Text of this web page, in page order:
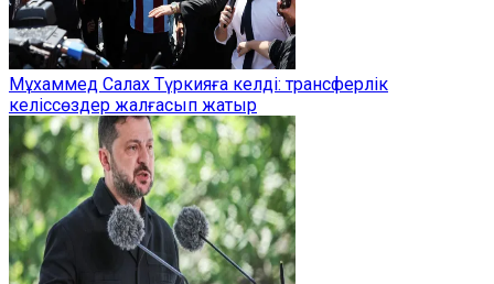
Мұхаммед Салах Түркияға келді: трансферлік
келіссөздер жалғасып жатыр